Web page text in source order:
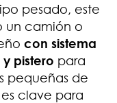
pesado, este
un camión o
con sistema
pistero para
pequeñas de
clave para